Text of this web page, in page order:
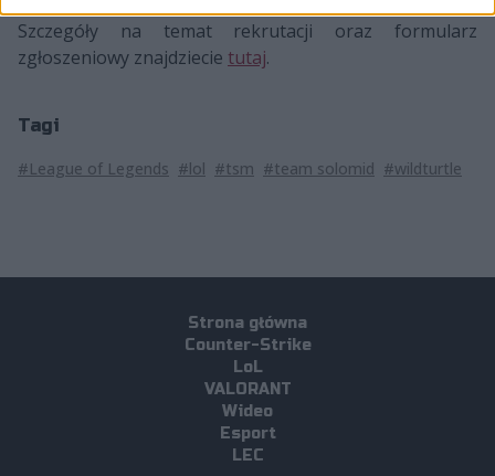
Szczegóły na temat rekrutacji oraz formularz
zgłoszeniowy znajdziecie tutaj.
Tagi
#League of Legends #lol #tsm #team solomid #wildturtle
Strona główna
Counter-Strike
LoL
VALORANT
Wideo
Esport
LEC